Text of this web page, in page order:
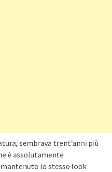
sembrava trent’anni più
è assolutamente
lo stesso look